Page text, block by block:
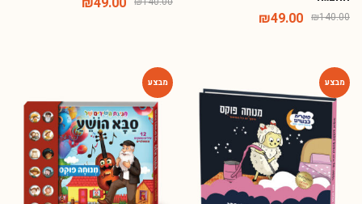
-54%
-46%